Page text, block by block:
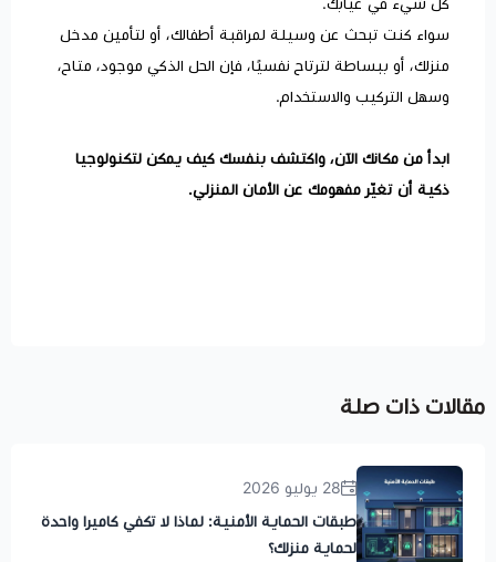
سواء كنت تبحث عن وسيلة لمراقبة أطفالك، أو لتأمين مدخل
منزلك، أو ببساطة لترتاح نفسيًا، فإن الحل الذكي موجود، متاح،
وسهل التركيب والاستخدام.
ابدأ من مكانك الآن، واكتشف بنفسك كيف يمكن لتكنولوجيا
ذكية أن تغيّر مفهومك عن الأمان المنزلي.
مقالات ذات صلة
28 يوليو 2026
طبقات الحماية الأمنية: لماذا لا تكفي كاميرا واحدة
لحماية منزلك؟